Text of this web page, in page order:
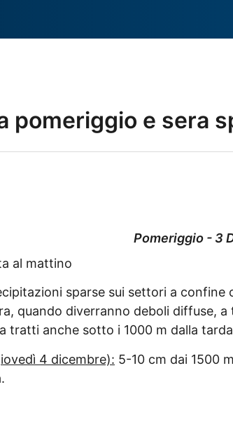
pomeriggio e sera
Pomeriggio - 3
al mattino
sparse sui settori a confine
quando diverranno deboli diffuse,
tratti anche sotto i 1000 m dalla
4 dicembre): 5-10 cm dai 1500